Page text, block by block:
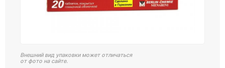
Внешний вид упаковки может отличаться
от фото на сайте.